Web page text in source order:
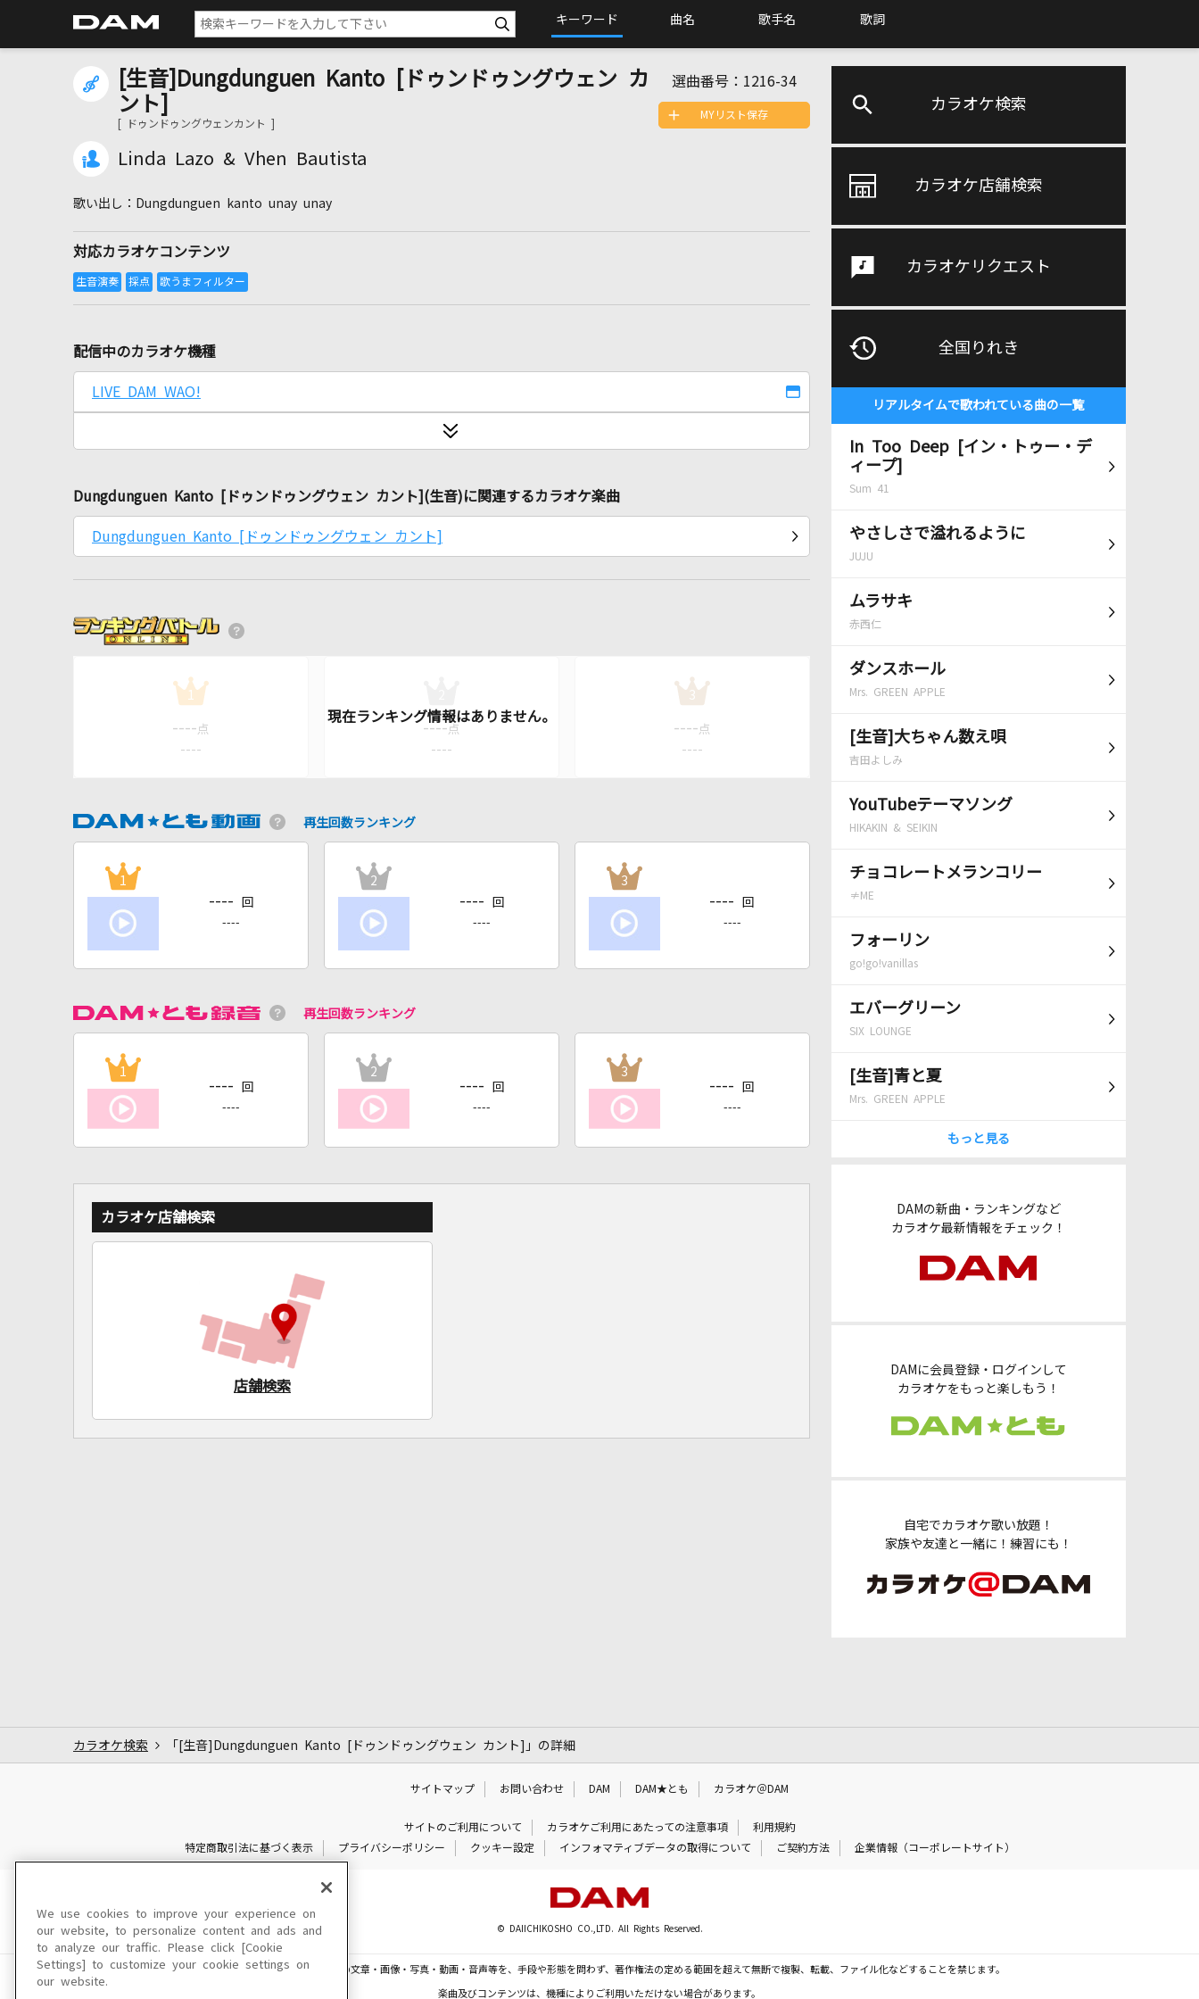
キーワード 曲名 歌手名 歌詞
カラオケ検索
カラオケ店舗検索
カラオケリクエスト
全国りれき
リアルタイムで歌われている曲の一覧
In Too Deep [イン・トゥー・デ
ィープ]
Sum 41
やさしさで溢れるように
JUJU
ムラサキ
赤西仁
ダンスホール
Mrs. GREEN APPLE
[生音]大ちゃん数え唄
吉田よしみ
YouTubeテーマソング
HIKAKIN & SEIKIN
チョコレートメランコリー
≠ME
フォーリン
go!go!vanillas
エバーグリーン
SIX LOUNGE
[生音]青と夏
Mrs. GREEN APPLE
もっと見る
DAMの新曲・ランキングなど
カラオケ最新情報をチェック！
DAMに会員登録・ログインして
カラオケをもっと楽しもう！
自宅でカラオケ歌い放題！
家族や友達と一緒に！練習にも！
[生音]Dungdunguen Kanto [ドゥンドゥングウェン カ
ント]
[ ドゥンドゥングウェンカント ]
Linda Lazo & Vhen Bautista
選曲番号： 1216-34
Dungdunguen kanto unay unay
対応カラオケコンテンツ
MYリスト保存
配信中のカラオケ機種
LIVE DAM WAO!
Dungdunguen Kanto [ドゥンドゥングウェン カント](生音)に関連するカラオケ楽曲
Dungdunguen Kanto [ドゥンドゥングウェン カント]
1
---- 点
----
---- 点
----
3
---- 点
----
再生回数ランキング
1
---- 回
----
2
---- 回
----
3
---- 回
----
再生回数ランキング
1
---- 回
----
2
---- 回
----
3
---- 回
----
カラオケ店舗検索
店舗検索
カラオケ検索 「[生音]Dungdunguen Kanto [ドゥンドゥングウェン カント]」の詳細
サイトマップ お問い合わせ DAM DAM★とも カラオケ＠DAM
サイトのご利用について カラオケご利用にあたっての注意事項
利用規約
特定商取引法に基づく表示
プライバシーポリシー クッキー設定 インフォマティブデータの取得について ご契約方法 企業情報（コーポレートサイト）
© DAIICHIKOSHO CO.,LTD. All Rights Reserved.
このサイトに掲載されている一切の文章・画像・写真・動画・音声等を、手段や形態を問わず、著作権法の定める範囲を超えて無断で複製、転載、ファイル化などすることを禁じます。
楽曲及びコンテンツは、機種によりご利用いただけない場合があります。
We use cookies to improve your experience on
our website, to personalize content and ads and
to analyze our traffic. Please click [Cookie
Settings] to customize your cookie settings on
our website.